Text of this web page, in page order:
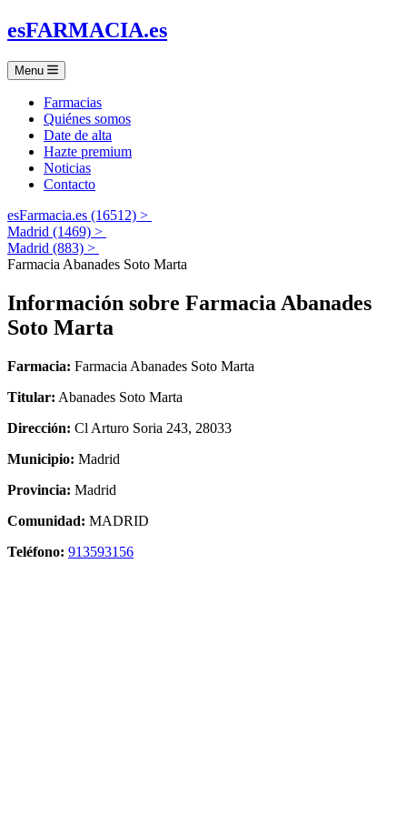
esFARMACIA.es
Menu
Farmacias
Quiénes somos
Date de alta
Hazte premium
Noticias
Contacto
esFarmacia.es (16512) >
Madrid (1469) >
Madrid (883) >
Farmacia Abanades Soto Marta
Información sobre Farmacia Abanades
Soto Marta
Farmacia: Farmacia Abanades Soto Marta
Titular: Abanades Soto Marta
Dirección: Cl Arturo Soria 243, 28033
Municipio: Madrid
Provincia: Madrid
Comunidad: MADRID
Teléfono: 913593156